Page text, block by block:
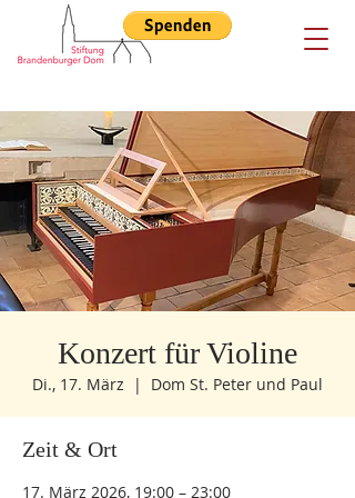
Konzert für Violine
Di., 17. März
  |
Dom St. Peter und Paul
Zeit & Ort
17. März 2026, 19:00 – 23:00